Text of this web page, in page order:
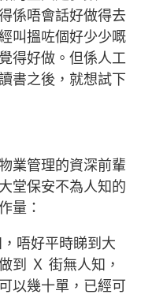
係唔會話好做得去
叫搵咗個好少少嘅
得好做。但係人工
書之後，就想試下
業管理的資深前輩
堂保安不為人知的
量：
唔好平時睇到大
到 Ｘ 街無人知，
以幾十單，已經可